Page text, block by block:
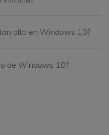
alto en Windows 10?
de Windows 10?